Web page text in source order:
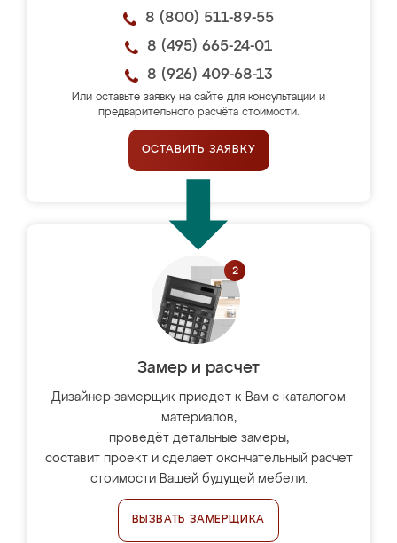
8 (800) 511-89-55
8 (495) 665-24-01
8 (926) 409-68-13
Или оставьте заявку на сайте для консультации и
предварительного расчёта стоимости.
ОСТАВИТЬ ЗАЯВКУ
Замер и расчет
Дизайнер-замерщик приедет к Вам с каталогом
материалов,
проведёт детальные замеры,
составит проект и сделает окончательный расчёт
стоимости Вашей будущей мебели.
ВЫЗВАТЬ ЗАМЕРЩИКА